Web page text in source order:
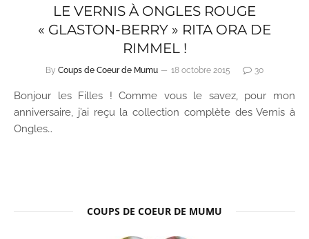
LE VERNIS À ONGLES ROUGE
« GLASTON-BERRY » RITA ORA DE
RIMMEL !
By Coups de Coeur de Mumu 18 octobre 2015 30
Bonjour les Filles ! Comme vous le savez, pour mon
anniversaire, j’ai reçu la collection complète des Vernis à
Ongles…
COUPS DE COEUR DE MUMU